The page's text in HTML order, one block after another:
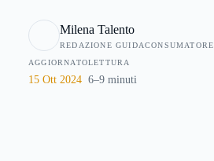
Milena Talento
REDAZIONE GUIDACONSUMATORE
AGGIORNATO
15 Ott 2024
LETTURA
6–9 minuti